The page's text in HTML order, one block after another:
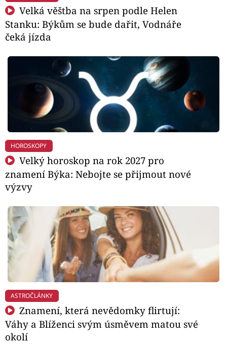
Velká věštba na srpen podle Helen
Stanku: Býkům se bude dařit, Vodnáře
čeká jízda
HOROSKOPY
Velký horoskop na rok 2027 pro
znamení Býka: Nebojte se přijmout nové
výzvy
ASTROČLÁNKY
Znamení, která nevědomky flirtují:
Váhy a Blíženci svým úsměvem matou své
okolí